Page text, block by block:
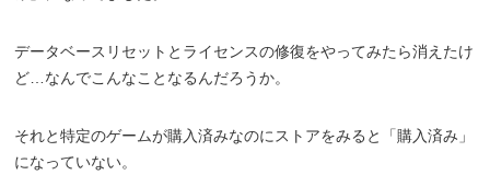
データベースリセットとライセンスの修復をやってみたら消えたけ
ど…なんでこんなことなるんだろうか。
それと特定のゲームが購入済みなのにストアをみると「購入済み」
になっていない。